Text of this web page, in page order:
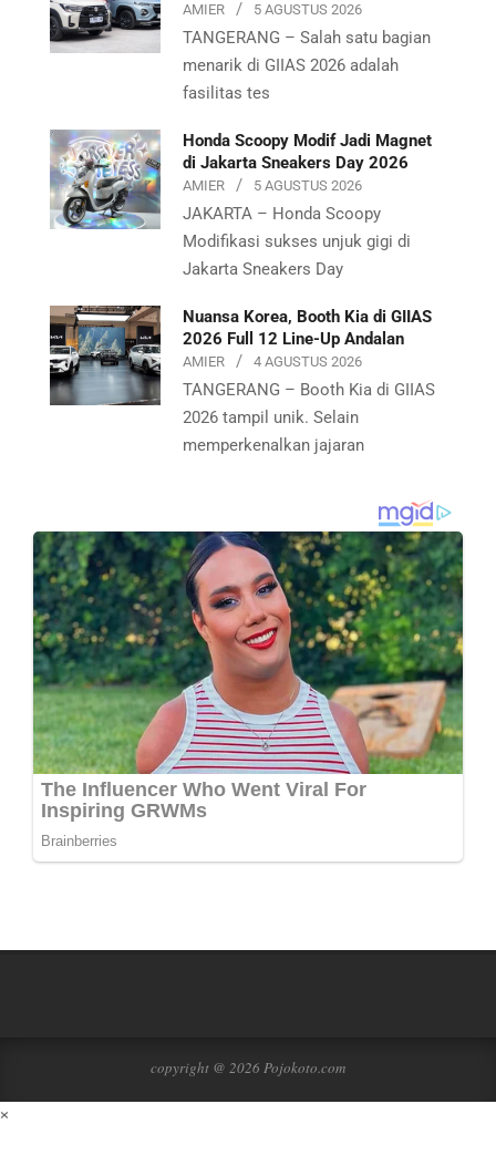
AMIER 5 AGUSTUS 2026
TANGERANG – Salah satu bagian
menarik di GIIAS 2026 adalah
fasilitas tes
Honda Scoopy Modif Jadi Magnet
di Jakarta Sneakers Day 2026
AMIER 5 AGUSTUS 2026
JAKARTA – Honda Scoopy
Modifikasi sukses unjuk gigi di
Jakarta Sneakers Day
Nuansa Korea, Booth Kia di GIIAS
2026 Full 12 Line-Up Andalan
AMIER 4 AGUSTUS 2026
TANGERANG – Booth Kia di GIIAS
2026 tampil unik. Selain
memperkenalkan jajaran
copyright @ 2026 Pojokoto.com
×